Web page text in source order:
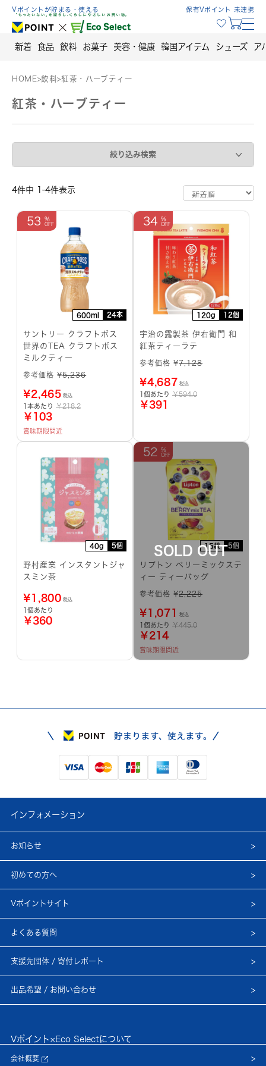
Skip
content
Vポイントが貯まる・使える 保有Vポイント 未連携
新着 食品 飲料 お菓子 美容・健康 韓国アイテム シューズ ア
HOME>飲料>紅茶・ハーブティー
紅茶・ハーブティー
絞り込み検索
4件中 1-4件表示
600ml 24本
53
サントリー クラフトボス
世界のTEA クラフトボス
ミルクティー
参考価格 ¥5,236
¥2,465 税込
1本あたり￥218.2
￥103
賞味期限間近
120g 12個
34
宇治の露製茶 伊右衛門 和
紅茶ティーラテ
参考価格 ¥7,128
¥4,687 税込
1個あたり ￥594.0
￥391
40g 5個
野村産業 インスタントジャ
スミン茶
¥1,800 税込
1個あたり
￥360
15袋 5個
52
リプトン ベリーミックステ
ィー ティーバッグ
参考価格 ¥2,225
¥1,071 税込
1個あたり ￥445.0
￥214
賞味期限間近
インフォメーション
お知らせ
初めての方へ
Vポイントサイト
よくある質問
支援先団体 / 寄付レポート
出品希望 / お問い合わせ
Vポイント×Eco Selectについて
会社概要